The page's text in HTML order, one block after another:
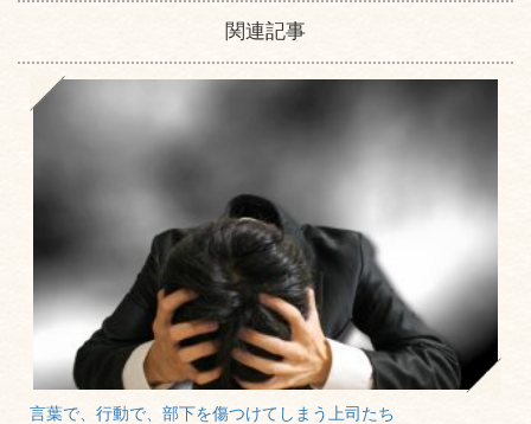
関連記事
言葉で、行動で、部下を傷つけてしまう上司たち